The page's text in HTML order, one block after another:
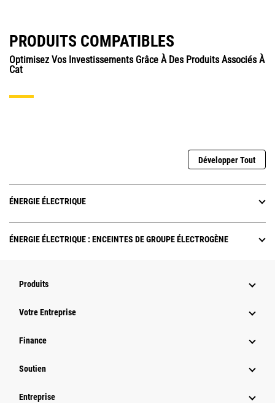
PRODUITS COMPATIBLES
Optimisez Vos Investissements Grâce À Des Produits Associés À
Cat
Développer Tout
ÉNERGIE ÉLECTRIQUE
ÉNERGIE ÉLECTRIQUE : ENCEINTES DE GROUPE ÉLECTROGÈNE
Produits
Votre Entreprise
Finance
Soutien
Entreprise